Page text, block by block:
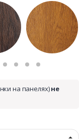
на панелях)не